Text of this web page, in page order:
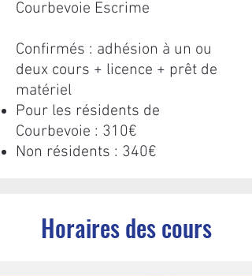
Courbevoie Escrime
Confirmés : adhésion à un ou
deux cours + licence + prêt de
matériel​
Pour les résidents de
Courbevoie : 310€
Non résidents : 340€
Horaires des cours